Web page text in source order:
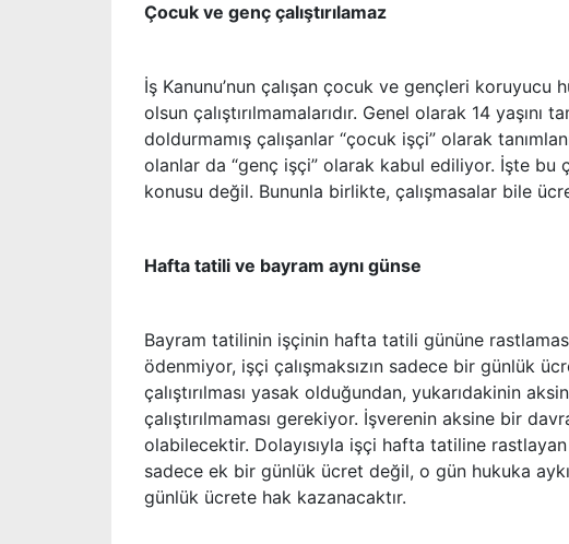
Çocuk ve genç çalıştırılamaz
İş Kanunu’nun çalışan çocuk ve gençleri
olsun çalıştırılmamalarıdır. Genel olarak 14
doldurmamış çalışanlar “çocuk işçi” olarak
olanlar da “genç işçi” olarak kabul ediliyor. İşte bu
konusu değil. Bununla birlikte, çalışmasalar bile
Hafta tatili ve bayram aynı günse
Bayram tatilinin işçinin hafta tatili gününe
ödenmiyor, işçi çalışmaksızın sadece bir günlük
çalıştırılması yasak olduğundan, yukarıdakinin
çalıştırılmaması gerekiyor. İşverenin aksine bir
olabilecektir. Dolayısıyla işçi hafta tatiline rastlayan
sadece ek bir günlük ücret değil, o gün hukuka
günlük ücrete hak kazanacaktır.